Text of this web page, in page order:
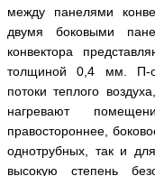
между панелями
двумя боковыми
конвектора
толщиной 0,4 мм. П-
потоки теплого
нагревают
правостороннее,
однотрубных, так и
высокую степень